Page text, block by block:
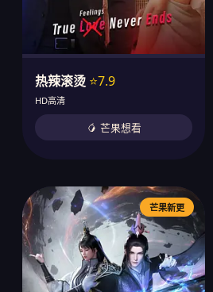
热辣滚烫 ⭐7.9
HD高清
🥭 芒果想看
芒果新更